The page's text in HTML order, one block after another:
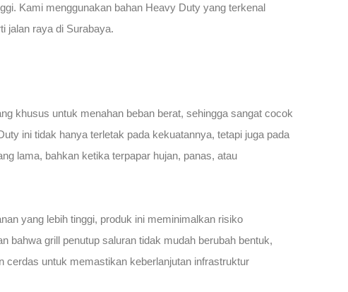
Kami menggunakan bahan Heavy Duty yang terkenal
jalan raya di Surabaya.
khusus untuk menahan beban berat, sehingga sangat cocok
ini tidak hanya terletak pada kekuatannya, tetapi juga pada
lama, bahkan ketika terpapar hujan, panas, atau
yang lebih tinggi, produk ini meminimalkan risiko
bahwa grill penutup saluran tidak mudah berubah bentuk,
cerdas untuk memastikan keberlanjutan infrastruktur